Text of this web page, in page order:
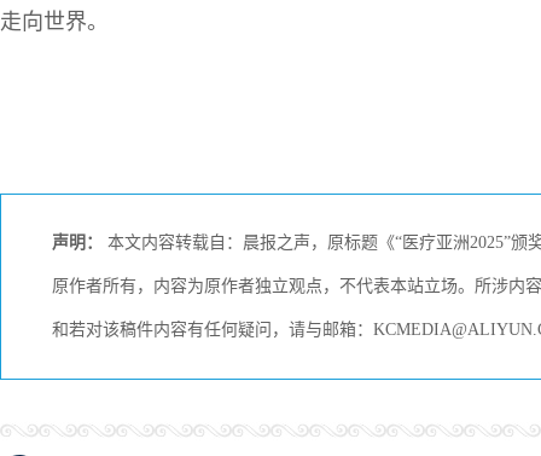
走向世界。
声明： 本文内容转载自：晨报之声，原标题《“医疗亚洲2025”
原作者所有，内容为原作者独立观点，不代表本站立场。所涉内
和若对该稿件内容有任何疑问，请与邮箱：